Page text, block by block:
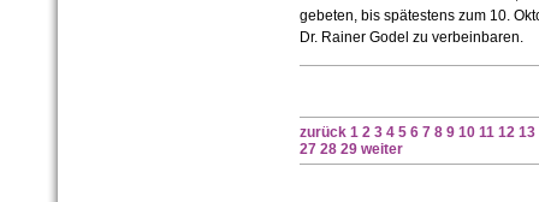
gebeten, bis spätestens zum 10.
Dr. Rainer Godel zu verbeinbaren.
zurück 1 2 3 4 5 6 7 8 9 10 11 12 13
27 28 29 weiter